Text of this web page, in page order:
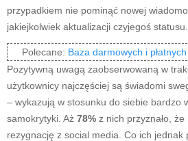
przypadkiem nie pominąć nowej
jakiejkolwiek aktualizacji czyjegoś statusu.
Polecane: Baza darmowych i
Pozytywną uwagą zaobserwowaną w
użytkownicy najczęściej są świadomi
– wykazują w stosunku do siebie bardzo
samokrytyki. Aż 78% z nich przyznało, że
rezygnację z social media. Co ich